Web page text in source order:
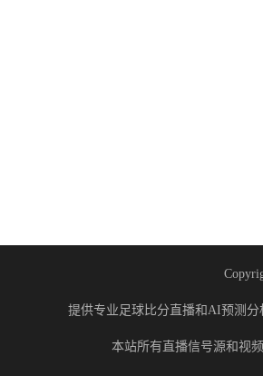
提供专业足球比分直播和AI预测
本站所有直播信号源和视